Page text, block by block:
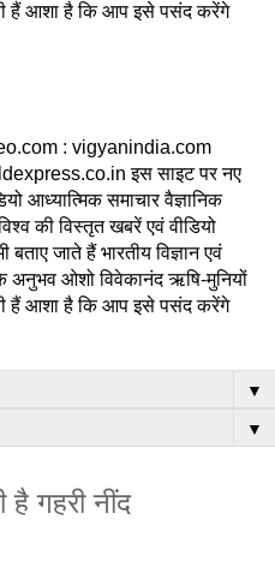
हैं आशा है कि आप इसे पसंद करेंगे
: vigyanindia.com
इस साइट पर नए
आध्यात्मिक समाचार वैज्ञानिक
की विस्तृत खबरें एवं वीडियो
जाते हैं भारतीय विज्ञान एवं
के अनुभव ओशो विवेकानंद ऋषि-मुनियों
हैं आशा है कि आप इसे पसंद करेंगे
▼
▼
गहरी नींद